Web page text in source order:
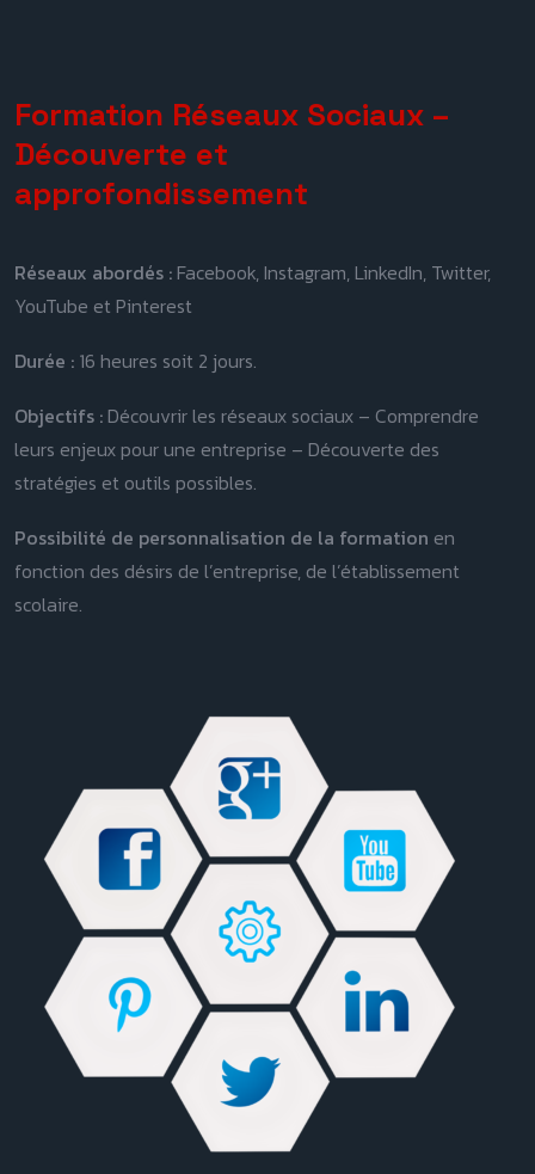
Formation Réseaux Sociaux –
Découverte et
approfondissement
Réseaux abordés : Facebook, Instagram, LinkedIn, Twitter,
YouTube et Pinterest
Durée : 16 heures soit 2 jours.
Objectifs : Découvrir les réseaux sociaux – Comprendre
leurs enjeux pour une entreprise – Découverte des
stratégies et outils possibles.
Possibilité de personnalisation de la formation en
fonction des désirs de l’entreprise, de l’établissement
scolaire.